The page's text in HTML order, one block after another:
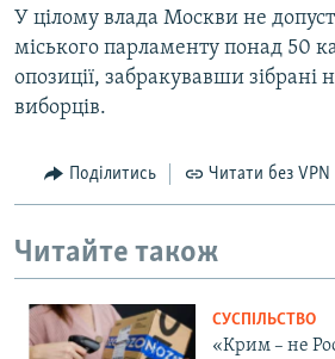
У цілому влада Москви не
міського парламенту понад 50
опозиції, забракувавши зібрані
виборців.
Поділитись Читати без VPN
Читайте також
СУСПІЛЬСТВО
«Крим – не